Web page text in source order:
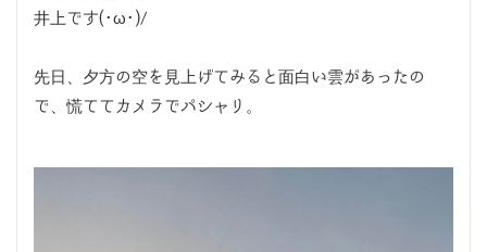
井上です(･ω･)/
先日、夕方の空を見上げてみると面白い雲があったの
で、慌ててカメラでパシャリ。